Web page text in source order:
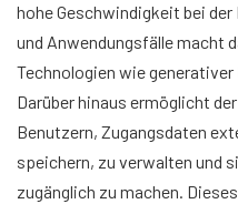
hohe Geschwindigkeit bei
und Anwendungsfälle macht
Technologien wie generativer
Darüber hinaus ermöglicht
Benutzern, Zugangsdaten
speichern, zu verwalten und
zugänglich zu machen.